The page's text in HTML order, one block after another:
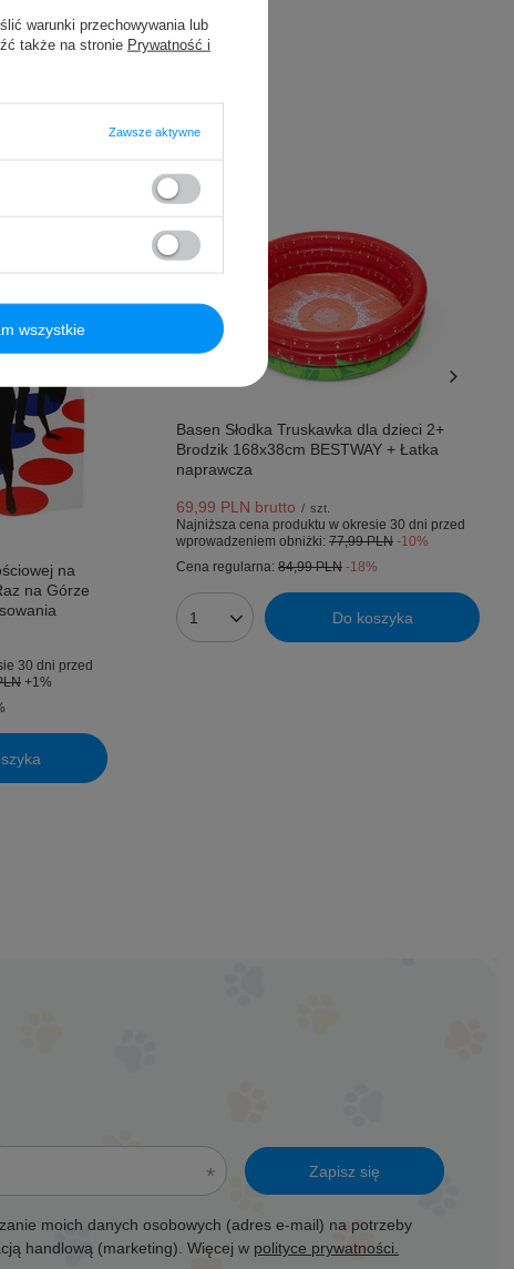
na
na Górze
30 dni przed
+1%
Basen Słodka Truskawka dla dzieci 2+
Brodzik 168x38cm BESTWAY + Łatka
naprawcza
69,99 PLN brutto / szt.
Najniższa cena produktu w okresie 30 dni przed
wprowadzeniem obniżki: 77,99 PLN -10%
Cena regularna: 84,99 PLN -18%
Ilość produktów Do koszyka
moich danych osobowych (adres e-mail) na potrzeby
handlową (marketing). Więcej w polityce prywatności.
Zapisz się
warunki przechowywania lub
także na stronie Prywatność i
Zawsze aktywne
wszystkie